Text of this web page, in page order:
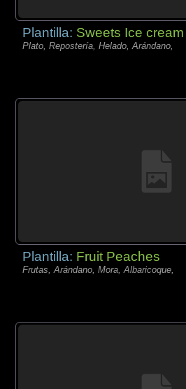
Plantilla: Sweets Ice cream
Plato, Repostería, Helado, Arándano,
Plantilla: Fruit Peaches
Frutas, Arándano, Mora, Albaricoque,